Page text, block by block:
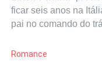
ficar seis anos na
pai no comando do
tomado por um
cativeiro e que sua
Romance